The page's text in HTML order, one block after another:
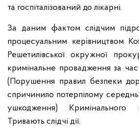
та госпіталізований до лікарні.
За даним фактом слідчим
процесуальним керівництвом
Решетилівської окружної
кримінальне провадження за
(Порушення правил безпеки
спричинило потерпілому
ушкодження) Кримінального
Тривають слідчі дії.